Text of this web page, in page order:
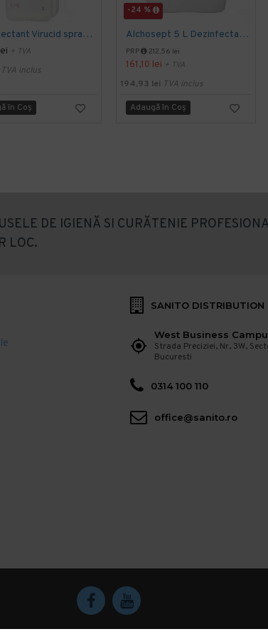
Dezinfectant Virucid spray pentru maini si tegumente 1000 ml Alchosept Avizat MS
+ TVA
TVA inclus
în Coş
-24 %
Alchosept 5 L Dezinfectant de maini si tegumente pe baza de alcool 85%
PRP 212,56 lei
161,10 lei + TVA
194,93 lei TVA inclus
Adaugă în Coş
DE IGIENĂ SI CURĂTENIE
LOC.
SANITO DISTRIBUTION
West Business
Strada Preciziei, Nr, 3W,
Bucuresti
0314 100 110
office@sanito.ro